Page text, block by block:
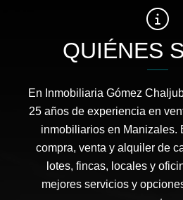
QUIÉNES
En Inmobiliaria Gómez
25 años de experiencia en
inmobiliarios en Manizales.
compra, venta y alquiler de
lotes, fincas, locales y
mejores servicios y